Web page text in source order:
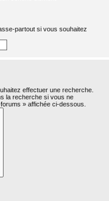
partout si vous souhaitez
effectuer une recherche.
la recherche si vous ne
» affichée ci-dessous.